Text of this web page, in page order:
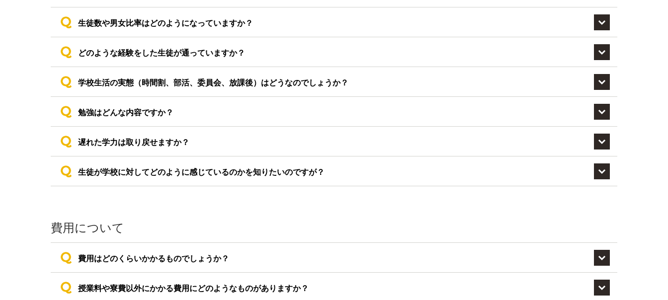
生徒数や男女比率はどのようになっていますか？
どのような経験をした生徒が通っていますか？
学校生活の実態（時間割、部活、委員会、放課後）はどうなのでしょうか？
勉強はどんな内容ですか？
遅れた学力は取り戻せますか？
生徒が学校に対してどのように感じているのかを知りたいのですが？
費用について
費用はどのくらいかかるものでしょうか？
授業料や寮費以外にかかる費用にどのようなものがありますか？